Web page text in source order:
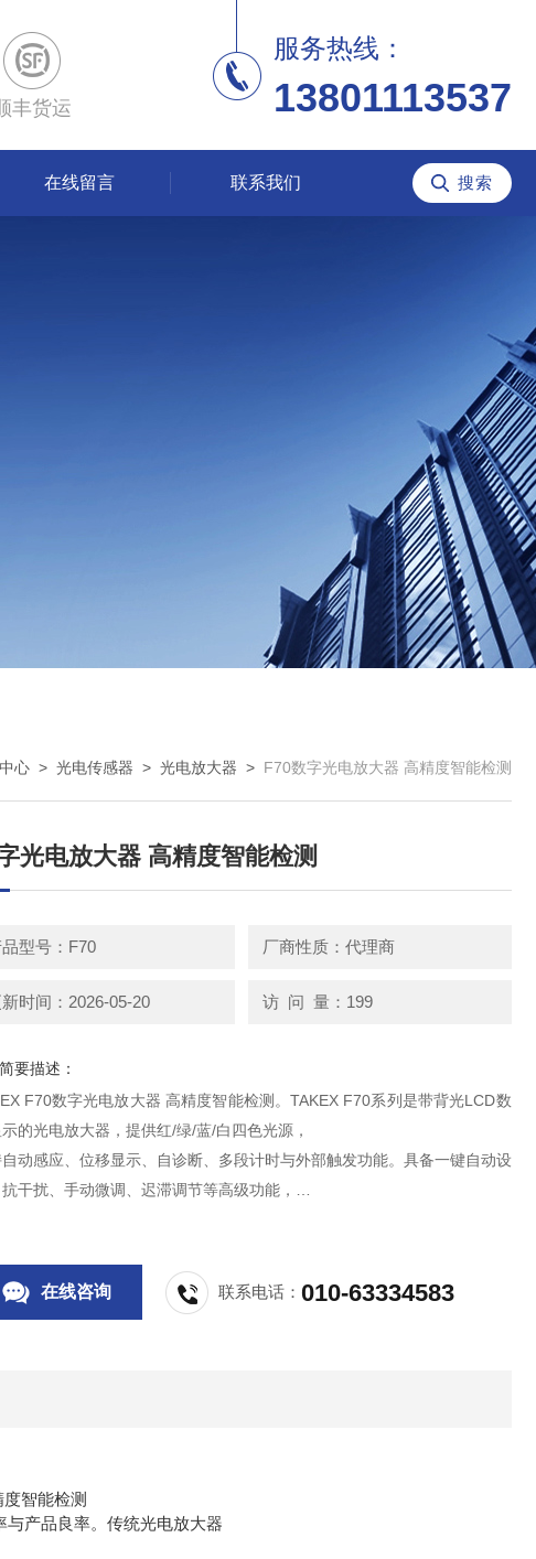
丰货运
服务热线：
13801113537
在线留言 联系我们
心 > 光电传感器 > 光电放大器 > F70数字光电放大器 高精度智能检测
光电放大器 高精度智能检测
型号：F70 厂商性质：代理商
时间：2026-05-20 访 问 量：199
简要描述：
F70数字光电放大器 高精度智能检测。TAKEX F70系列是带背光LCD数
的光电放大器，提供红/绿/蓝/白四色光源，
动感应、位移显示、自诊断、多段计时与外部触发功能。具备一键自动设
干扰、手动微调、迟滞调节等高级功能，
在线咨询 联系电话：010-63334583
产品良率。传统光电放大器